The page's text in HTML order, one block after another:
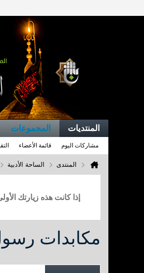
المنتديات المجموعات
مشاركات اليوم قائمة الأعضاء
المنتدى الساحة الأدبية
إذا كانت هذه زيارتك
مكابدات